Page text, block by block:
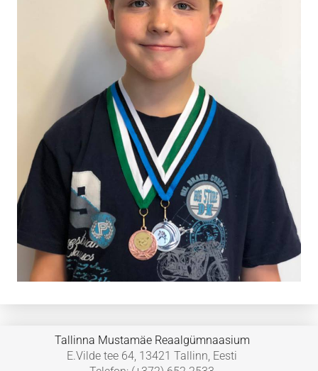
Tallinna Mustamäe Reaalgümnaasium
E.Vilde tee 64, 13421 Tallinn, Eesti